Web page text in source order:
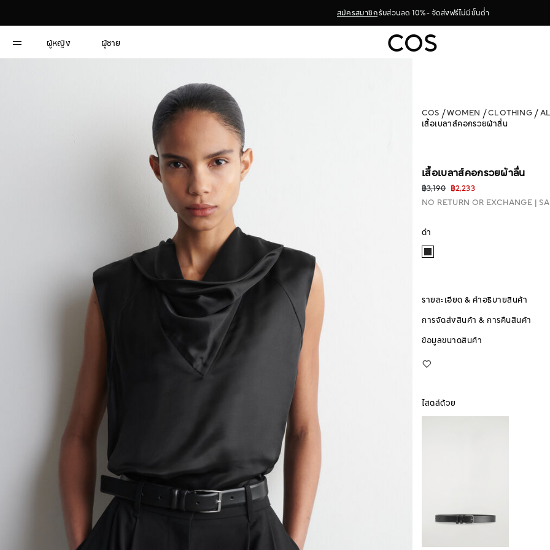
สมัครสมาชิกรับส่วนลด 10% - จัดส่งฟรีไม่มีขั้นต่ำ
ผู้หญิง ผู้ชาย
COS WOMEN CLOTHING
เสื้อเบลาส์คอกรวยผ้าลื่น
เสื้อเบลาส์คอกรวยผ้าลื่น
฿3,190 ฿2,233
NO RETURN OR EXCHANGE
ดำ
รายละเอียด & คำอธิบายสินค้า
การจัดส่งสินค้า & การคืนสินค้า
ข้อมูลขนาดสินค้า
ไสตล์ด้วย